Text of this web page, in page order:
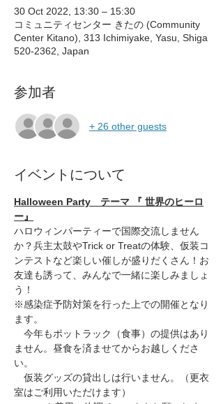
30 Oct 2022, 13:30 – 15:30
コミュニティセンター きたの (Community
Center Kitano), 313 Ichimiyake, Yasu, Shiga
520-2362, Japan
参加者
+ 26 other guests
イベントについて
Halloween Party　テーマ 『 世界のヒーロ
ー』
ハロウィンパーティーで国際交流しません
か？兵主太鼓やTrick or Treatの体験、仮装コ
ンテストなど楽しい催しが盛りだくさん！お
友達も誘って、みんなで一緒に楽しみましょ
う！
※感染症予防対策を行った上での開催となり
ます。
今年もポットラック（食事）の提供はあり
ません。昼食を済ませてからお越しくださ
い。
仮装グッズの貸出しは行いません。（更衣
室はご利用いただけます）